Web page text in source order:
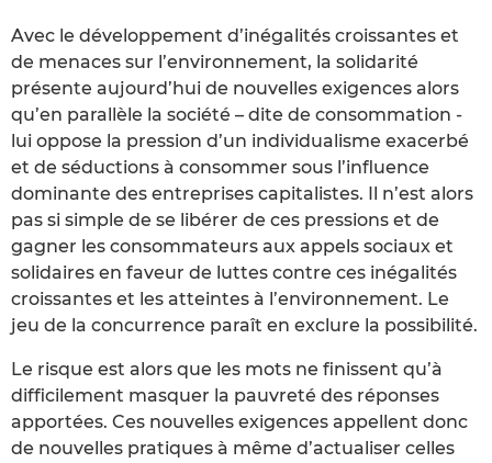
Avec le développement d’inégalités croissantes et
de menaces sur l’environnement, la solidarité
présente aujourd’hui de nouvelles exigences alors
qu’en parallèle la société – dite de consommation -
lui oppose la pression d’un individualisme exacerbé
et de séductions à consommer sous l’influence
dominante des entreprises capitalistes. Il n’est alors
pas si simple de se libérer de ces pressions et de
gagner les consommateurs aux appels sociaux et
solidaires en faveur de luttes contre ces inégalités
croissantes et les atteintes à l’environnement. Le
jeu de la concurrence paraît en exclure la possibilité.
Le risque est alors que les mots ne finissent qu’à
difficilement masquer la pauvreté des réponses
apportées. Ces nouvelles exigences appellent donc
de nouvelles pratiques à même d’actualiser celles